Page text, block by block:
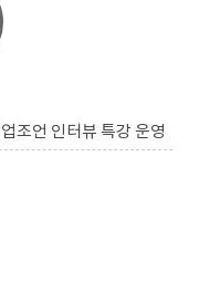
조언 인터뷰 특강 운영